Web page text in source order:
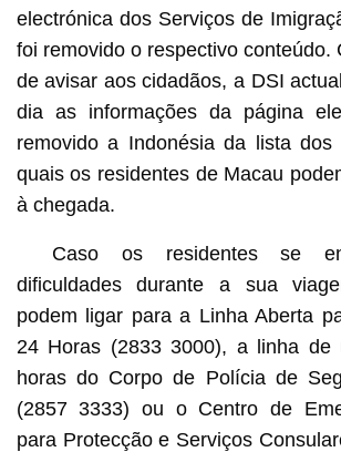
electrónica dos Serviços de
foi removido o respectivo conteúdo.
de avisar aos cidadãos, a DSI
dia as informações da página
removido a Indonésia da lista
quais os residentes de Macau
à chegada.
Caso os residentes se
dificuldades durante a sua
podem ligar para a Linha Aberta
24 Horas (2833 3000), a linha de
horas do Corpo de Polícia de
(2857 3333) ou o Centro de
para Protecção e Serviços